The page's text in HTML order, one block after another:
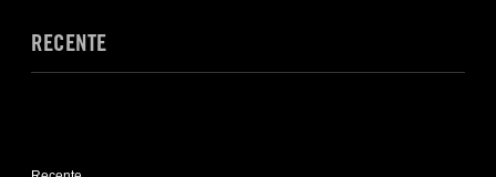
RECENTE
Recente